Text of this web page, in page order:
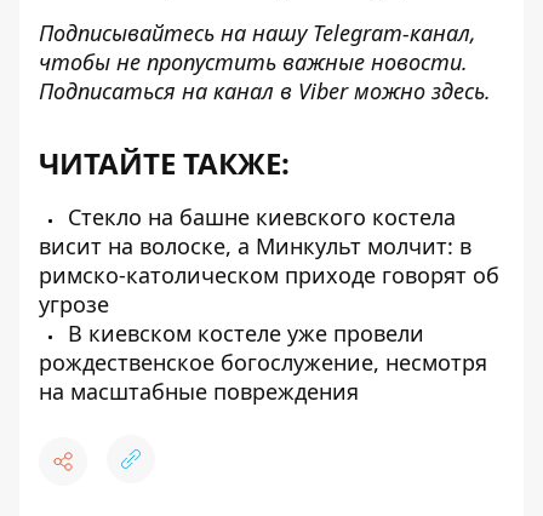
Подписывайтесь на нашу Telegram-канал,
чтобы не пропустить важные новости.
Подписаться на канал в Viber можно здесь.
ЧИТАЙТЕ ТАКЖЕ:
Стекло на башне киевского костела
висит на волоске, а Минкульт молчит: в
римско-католическом приходе говорят об
угрозе
В киевском костеле уже провели
рождественское богослужение, несмотря
на масштабные повреждения